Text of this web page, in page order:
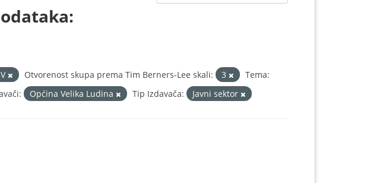
Otvorenost skupa prema Tim Berners-Lee skali: 3
Tema:
Općina Velika Ludina Tip Izdavača: Javni sektor